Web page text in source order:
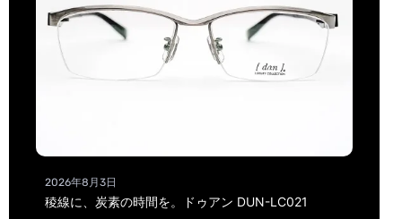
2026年8月3日
稜線に、炭素の時間を。ドゥアン DUN-LC021